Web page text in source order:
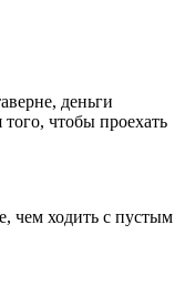
деньги
чтобы проехать
чем ходить с пустым